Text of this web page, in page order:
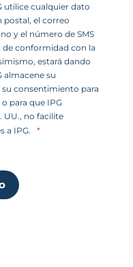
utilice cualquier dato
el correo
y el número de SMS
conformidad con la
estará dando
almacene su
su consentimiento para
para que IPG
UU., no facilite
a IPG.